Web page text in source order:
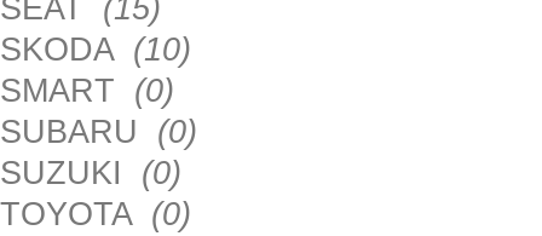
SEAT (15)
SKODA (10)
SMART (0)
SUBARU (0)
SUZUKI (0)
TOYOTA (0)